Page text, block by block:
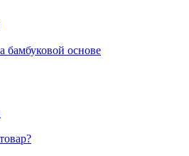
бамбуковой основе